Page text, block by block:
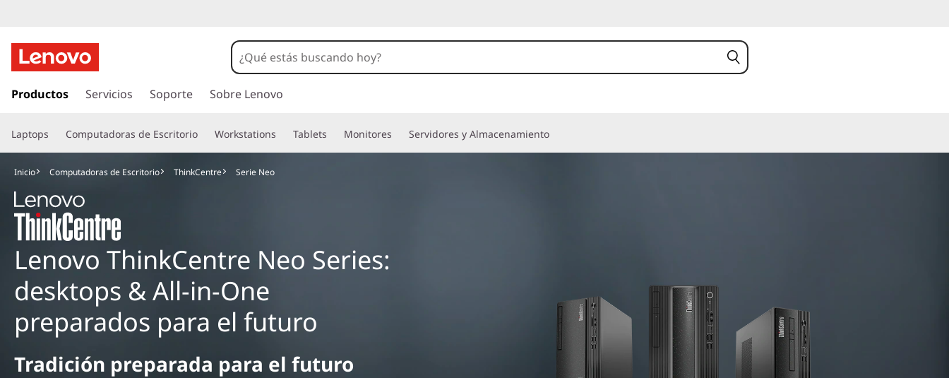
r
c
o
n
e
n
d
r
c
Productos Servicios Soporte Sobre Lenovo
Laptops Computadoras de Escritorio Workstations Tablets Monitores Servidores y Almacenamiento
Inicio Computadoras de Escritorio ThinkCentre Serie Neo
Lenovo ThinkCentre Neo Series:
desktops & All-in-One
preparados para el futuro
Tradición preparada para el futuro